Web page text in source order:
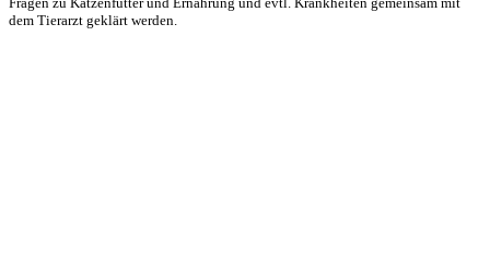
dem Tierarzt geklärt werden.